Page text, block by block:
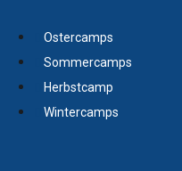
Ostercamps
Sommercamps
Herbstcamp
Wintercamps